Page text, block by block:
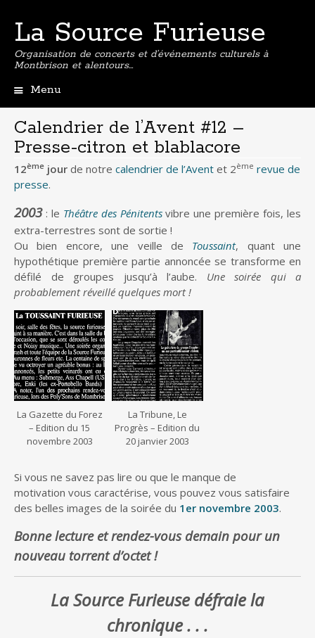
La Source Furieuse
Organisation de concerts et d’événements culturels à
Montbrison et alentours…
Menu
contenu
principal
Calendrier de l’Avent #12 –
Presse-citron et blablacore
12ème jour de notre calendrier de l’Avent et 2ème revue de
presse.
2003: le Théâtre des Pénitentsvibre une première fois, les
extra-terrestres sont de sortie !
Ou bien encore, une veille de Toussaint, quant une
hypothétique première partie annoncée se transforme en
défilé de groupes jusqu’à l’aube. Une soirée qui a
probablement réveillé quelques mort !
La Gazette du Forez
– Edition du 15
novembre 2003
La Tribune, Le
Progrès – Edition du
20 janvier 2003
Si vous ne savez pas lire ou que le manque de
motivation vous caractérise, vous pouvez vous satisfaire
des belles images de la soirée du 1er novembre 2003.
Bonne lecture et rendez-vous demain pour un
nouveau torrent d’octet !
La Source Furieuse défraie la
chronique . . .